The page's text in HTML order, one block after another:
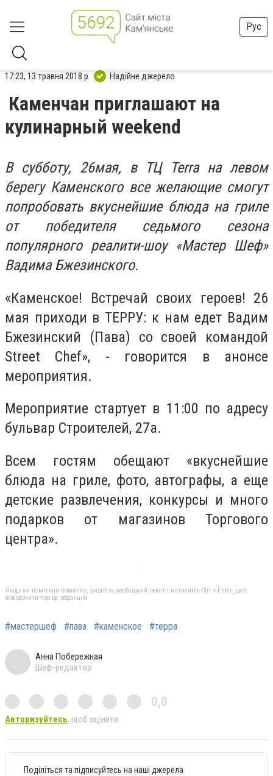
Рус
17:23, 13 травня 2018 р. Надійне джерело
Каменчан приглашают на
кулинарный weekend
В субботу, 26мая, в ТЦ Terra на левом
берегу Каменского все желающие смогут
попробовать вкуснейшие блюда на гриле
от победителя седьмого сезона
популярного реалити-шоу «Мастер Шеф»
Вадима Бжезинского.
«Каменское! Встречай своих героев! 26
мая приходи в ТЕРРУ: к нам едет Вадим
Бжезинский (Пава) со своей командой
Street Chef», - говорится в анонсе
мероприятия.
Мероприятие стартует в 11:00 по адресу
бульвар Строителей, 27а.
Всем гостям обещают «вкуснейшие
блюда на гриле, фото, автографы, а еще
детские развлечения, конкурсы и много
подарков от магазинов Торгового
центра».
Якщо ви помітили помилку, виділіть необхідний текст і натисніть Ctrl + Enter, щоб
повідомити про це редакцію
#мастершеф #пава #каменское #терра
Анна Побережная
Шеф-редактор
0,0
Авторизуйтесь, щоб оцінити
Поділіться та підписуйтесь на наші джерела